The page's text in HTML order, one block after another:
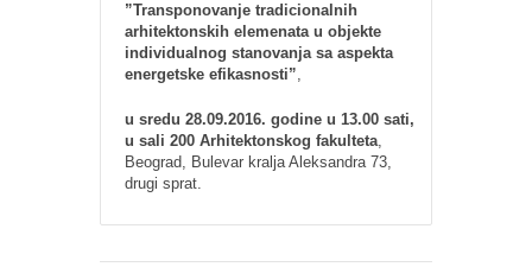
”Transponovanje tradicionalnih
arhitektonskih elemenata u objekte
individualnog stanovanja sa aspekta
energetske efikasnosti”,
u sredu 28.09.2016. godine u 13.00 sati,
u sali 200 Arhitektonskog fakulteta,
Beograd, Bulevar kralja Aleksandra 73,
drugi sprat.